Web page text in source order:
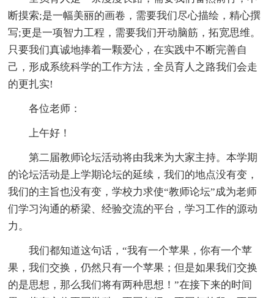
断摸索;是一幅美丽的画卷，需要我们尽心描绘，精心撰
写;更是一项智力工程，需要我们开动脑筋，拓宽思维。
只要我们真诚地捧着一颗爱心，在实践中不断完善自
己，形成系统科学的工作方法，全员育人之路我们会走
的更扎实!
各位老师：
上午好！
第二届教师论坛活动将由我来为大家主持。本学期
的论坛活动是上学期论坛的延续，我们的地点没有变，
我们的主旨也没有变，学校力求使“教师论坛”成为老师
们学习沟通的桥梁、经验交流的平台，学习工作的源动
力。
我们都知道这句话，“我有一个苹果，你有一个苹
果，我们交换，仍然只有一个苹果；但是如果我们交换
的是思想，那么我们将有两种思想！”在接下来的时间